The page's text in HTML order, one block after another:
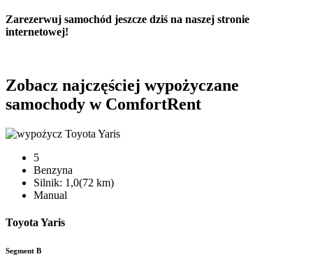
Zarezerwuj samochód jeszcze dziś na naszej stronie
internetowej!
Zobacz najczęściej wypożyczane
samochody w ComfortRent
5
Benzyna
Silnik: 1,0(72 km)
Manual
Toyota Yaris
Segment B